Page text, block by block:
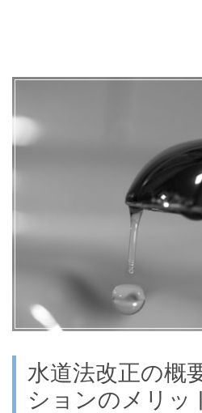
水道法改正の概
ションのメリッ